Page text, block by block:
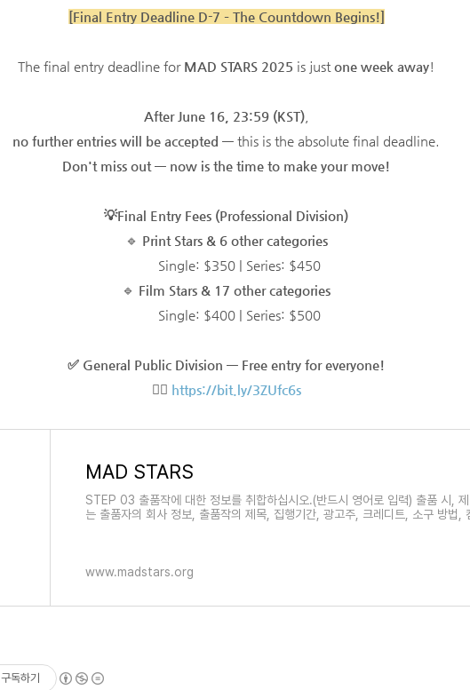
[Final Entry Deadline D-7 – The Countdown Begins!]
The final entry deadline for MAD STARS 2025 is justone week away!
After June 16, 23:59 (KST),
no further entries will be accepted — this is the absolute final deadline.
Don't miss out — now is the time to make your move!
💡Final Entry Fees (Professional Division)
🔹 Print Stars & 6 other categories
Single: $350 | Series: $450
🔹 Film Stars & 17 other categories
Single: $400 | Series: $500
✅ General Public Division — Free entry for everyone!
👉🏻 https://bit.ly/3ZUfc6s
MAD STARS
STEP 03 출품작에 대한 정보를 취합하십시오.(반드시 영어로 입력) 출품 시,
는 출품자의 회사 정보, 출품작의 제목, 집행기간, 광고주, 크레디트, 소구 방법,
www.madstars.org
구독하기